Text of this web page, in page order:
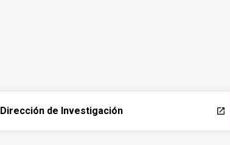
Dirección de Investigación launch